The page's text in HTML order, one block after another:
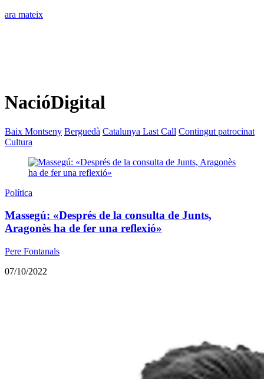
ara mateix
NacióDigital
Baix Montseny Berguedà Catalunya Last Call Contingut patrocinat
Cultura
Política
Massegú: «Després de la consulta de Junts,
Aragonès ha de fer una reflexió»
Pere Fontanals
07/10/2022